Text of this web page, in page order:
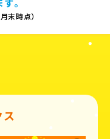
。
時点）
ス